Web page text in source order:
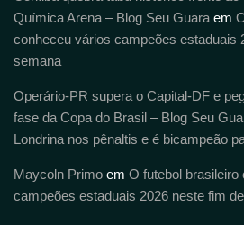
Química Arena – Blog Seu Guara em
conheceu vários campeões estaduais
semana
Operário-PR supera o Capital-DF e
fase da Copa do Brasil – Blog Seu
Londrina nos pênaltis e é bicampeão
Maycoln Primo em O futebol brasileiro
campeões estaduais 2026 neste fim